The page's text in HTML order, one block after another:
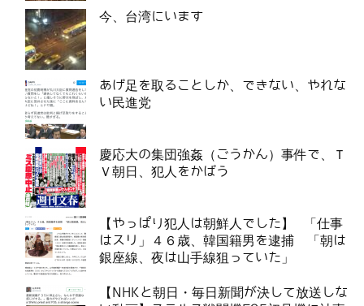
今、台湾にいます
あげ足を取ることしか、できない、やれな
い民進党
慶応大の集団強姦（ごうかん）事件で、Ｔ
Ｖ朝日、犯人をかばう
【やっぱり犯人は朝鮮人でした】 「仕事
はスリ」４６歳、韓国籍男を逮捕 「朝は
銀座線、夜は山手線狙っていた」
【NHKと朝日・毎日新聞が決して放送しな